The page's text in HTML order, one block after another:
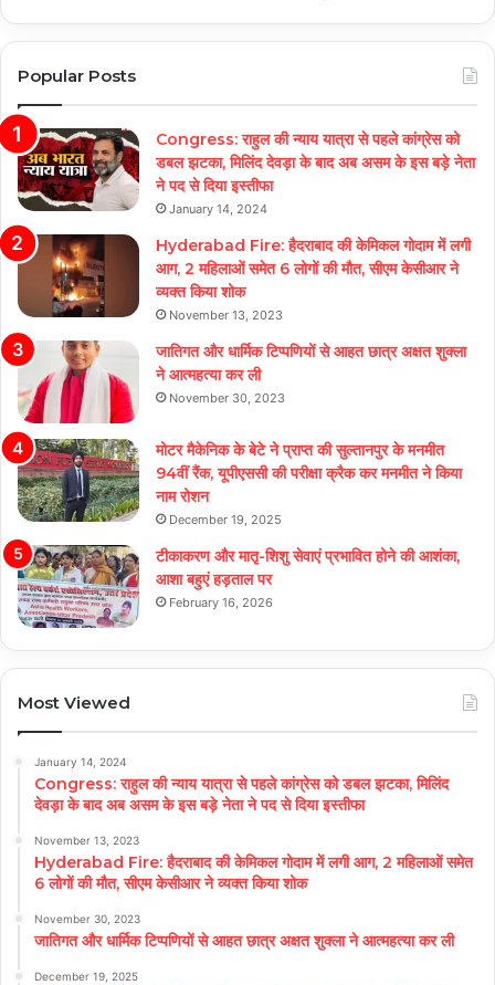
Popular Posts
Congress: राहुल की न्याय यात्रा से पहले कांग्रेस को
डबल झटका, मिलिंद देवड़ा के बाद अब असम के इस बड़े नेता
ने पद से दिया इस्तीफा
January 14, 2024
Hyderabad Fire: हैदराबाद की केमिकल गोदाम में लगी
आग, 2 महिलाओं समेत 6 लोगों की मौत, सीएम केसीआर ने
व्यक्त किया शोक
November 13, 2023
जातिगत और धार्मिक टिप्पणियों से आहत छात्र अक्षत शुक्ला
ने आत्महत्या कर ली
November 30, 2023
मोटर मैकेनिक के बेटे ने प्राप्त की सुल्तानपुर के मनमीत
94वीं रैंक, यूपीएससी की परीक्षा क्रैक कर मनमीत ने किया
नाम रोशन
December 19, 2025
टीकाकरण और मातृ-शिशु सेवाएं प्रभावित होने की आशंका,
आशा बहुएं हड़ताल पर
February 16, 2026
Most Viewed
January 14, 2024
Congress: राहुल की न्याय यात्रा से पहले कांग्रेस को डबल झटका, मिलिंद
देवड़ा के बाद अब असम के इस बड़े नेता ने पद से दिया इस्तीफा
November 13, 2023
Hyderabad Fire: हैदराबाद की केमिकल गोदाम में लगी आग, 2 महिलाओं समेत
6 लोगों की मौत, सीएम केसीआर ने व्यक्त किया शोक
November 30, 2023
जातिगत और धार्मिक टिप्पणियों से आहत छात्र अक्षत शुक्ला ने आत्महत्या कर ली
December 19, 2025